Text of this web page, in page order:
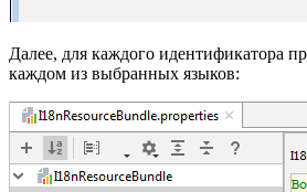
Далее, для каждого идентификатора
каждом из выбранных языков: